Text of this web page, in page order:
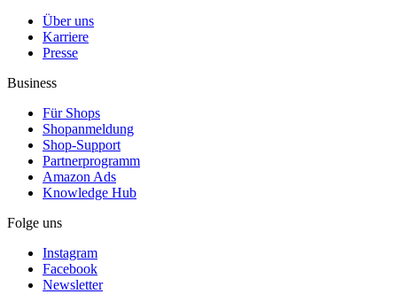
Über uns
Karriere
Presse
Business
Für Shops
Shopanmeldung
Shop-Support
Partnerprogramm
Amazon Ads
Knowledge Hub
Folge uns
Instagram
Facebook
Newsletter